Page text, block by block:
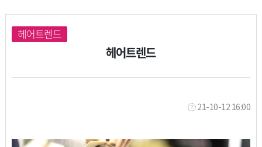
헤어트렌드
헤어트렌드
21-10-12 16:00